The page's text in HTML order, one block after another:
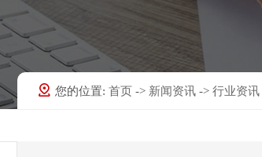
您的位置: 首页 -> 新闻资讯 -> 行业资讯